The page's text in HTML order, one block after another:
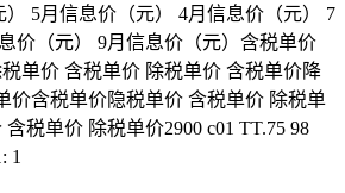
） 5月信息价（元） 4月信息价（元） 7
价（元） 9月信息价（元）含税单价
单价 含税单价 除税单价 含税单价降
价含税单价隐税单价 含税单价 除税单
税单价 除税单价2900 c01 TT.75 98
1